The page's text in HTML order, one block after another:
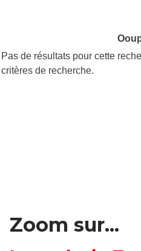
Pas de résultats pour cette
critères de recherche.
Zoom sur...